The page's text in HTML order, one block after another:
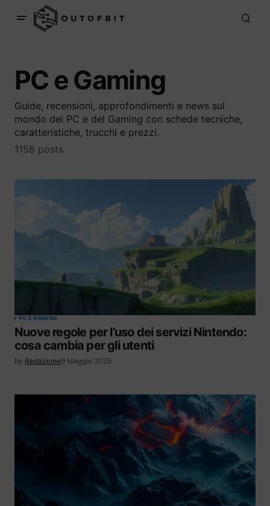
PC e Gaming
Guide, recensioni, approfondimenti e news sul
mondo dei PC e del Gaming con schede tecniche,
caratteristiche, trucchi e prezzi.
1158 posts
PC E GAMING
Nuove regole per l’uso dei servizi Nintendo:
cosa cambia per gli utenti
by Redazione9 Maggio 2025